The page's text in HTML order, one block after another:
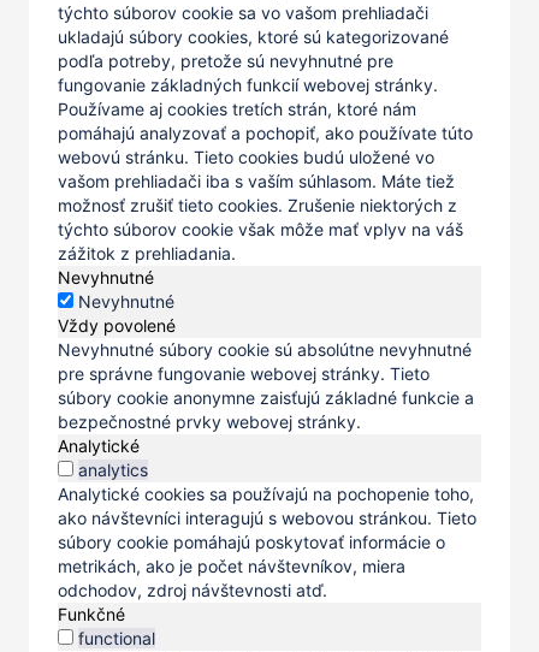
týchto súborov cookie sa vo vašom prehliadači
ukladajú súbory cookies, ktoré sú kategorizované
podľa potreby, pretože sú nevyhnutné pre
fungovanie základných funkcií webovej stránky.
Používame aj cookies tretích strán, ktoré nám
pomáhajú analyzovať a pochopiť, ako používate túto
webovú stránku. Tieto cookies budú uložené vo
vašom prehliadači iba s vaším súhlasom. Máte tiež
možnosť zrušiť tieto cookies. Zrušenie niektorých z
týchto súborov cookie však môže mať vplyv na váš
zážitok z prehliadania.
Nevyhnutné
Nevyhnutné
Vždy povolené
Nevyhnutné súbory cookie sú absolútne nevyhnutné
pre správne fungovanie webovej stránky. Tieto
súbory cookie anonymne zaisťujú základné funkcie a
bezpečnostné prvky webovej stránky.
Analytické
analytics
Analytické cookies sa používajú na pochopenie toho,
ako návštevníci interagujú s webovou stránkou. Tieto
súbory cookie pomáhajú poskytovať informácie o
metrikách, ako je počet návštevníkov, miera
odchodov, zdroj návštevnosti atď.
Funkčné
functional